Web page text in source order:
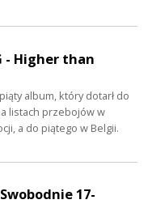
- Higher than
album, który dotarł do
listach przebojów w
a do piątego w Belgii.
17-